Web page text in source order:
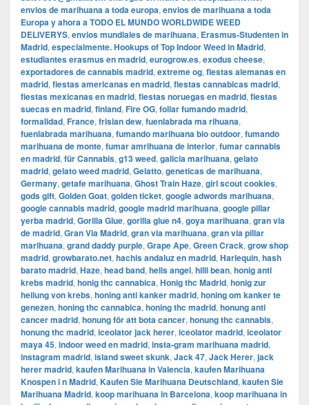
envios de marihuana a toda europa, envios de marihuana a toda
Europa y ahora a TODO EL MUNDO WORLDWIDE WEED
DELIVERYS, envios mundiales de marihuana, Erasmus-Studenten in
Madrid, especialmente. Hookups of Top Indoor Weed in Madrid,
estudiantes erasmus en madrid, eurogrow.es, exodus cheese,
exportadores de cannabis madrid, extreme og, fiestas alemanas en
madrid, fiestas americanas en madrid, fiestas cannabicas madrid,
fiestas mexicanas en madrid, fiestas noruegas en madrid, fiestas
suecas en madrid, finland, Fire OG, follar fumando madrid,
formalidad, France, frisian dew, fuenlabrada ma rihuana,
fuenlabrada marihuana, fumando marihuana bio outdoor, fumando
marihuana de monte, fumar amrihuana de interior, fumar cannabis
en madrid, für Cannabis, g13 weed, galicia marihuana, gelato
madrid, gelato weed madrid, Gelatto, geneticas de marihuana,
Germany, getafe marihuana, Ghost Train Haze, girl scout cookies,
gods gift, Golden Goat, golden ticket, google adwords marihuana,
google cannabis madrid, google madrid marihuana, google pillar
yerba madrid, Gorilla Glue, gorilla glue n4, goya marihuana, gran via
de madrid, ​​Gran Via Madrid, gran via marihuana, gran via pillar
marihuana, grand daddy purple, Grape Ape, Green Crack, grow shop
madrid, growbarato.net, hachis andaluz en madrid, Harlequin, hash
barato madrid, Haze, head band, hells angel, hilli bean, honig anti
krebs madrid, honig thc cannabica, Honig thc Madrid, honig zur
heilung von krebs, honing anti kanker madrid, honing om kanker te
genezen, honing thc cannabica, honing thc madrid, honung anti
cancer madrid, honung för att bota cancer, honung thc cannabis,
honung thc madrid, iceolator jack herer, iceolator madrid, iceolator
maya 45, indoor weed en madrid, insta-gram marihuana madrid,
instagram madrid, island sweet skunk, Jack 47, Jack Herer, jack
herer madrid, kaufen Marihuana in Valencia, kaufen Marihuana
Knospen i n Madrid, Kaufen Sie Marihuana Deutschland, kaufen Sie
Marihuana Madrid, koop marihuana in Barcelona, koop marihuana in